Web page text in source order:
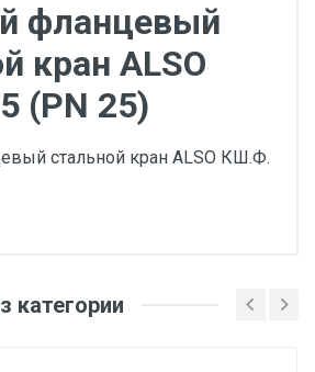
фланцевый
кран ALSO
(PN 25)
стальной кран ALSO КШ.Ф.
категории